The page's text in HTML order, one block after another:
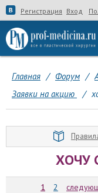
Регистрация Вход
Главная / Форум /
Заявки на акцию
/
ХОЧУ
1 2